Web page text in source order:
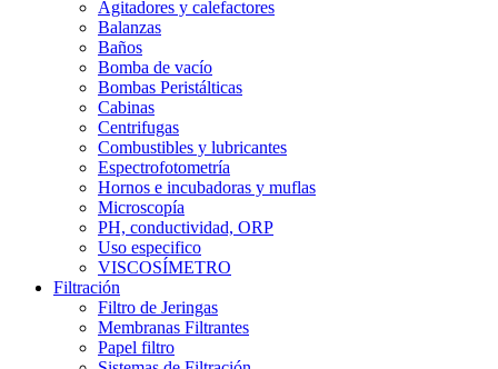
Agitadores y calefactores
Balanzas
Baños
Bomba de vacío
Bombas Peristálticas
Cabinas
Centrifugas
Combustibles y lubricantes
Espectrofotometría
Hornos e incubadoras y muflas
Microscopía
PH, conductividad, ORP
Uso especifico
VISCOSÍMETRO
Filtración
Filtro de Jeringas
Membranas Filtrantes
Papel filtro